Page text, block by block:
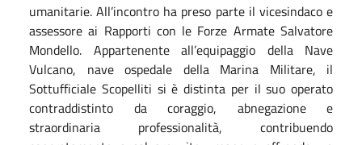
umanitarie. All’incontro ha preso parte il vicesindaco e
assessore ai Rapporti con le Forze Armate Salvatore
Mondello. Appartenente all’equipaggio della Nave
Vulcano, nave ospedale della Marina Militare, il
Sottufficiale Scopelliti si è distinta per il suo operato
contraddistinto da coraggio, abnegazione e
straordinaria professionalità, contribuendo